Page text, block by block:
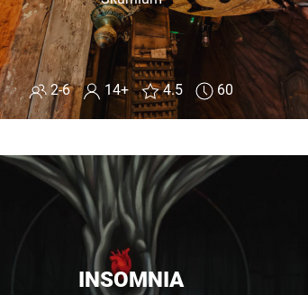
2-6 14+ 4.5 60
INSOMNIA